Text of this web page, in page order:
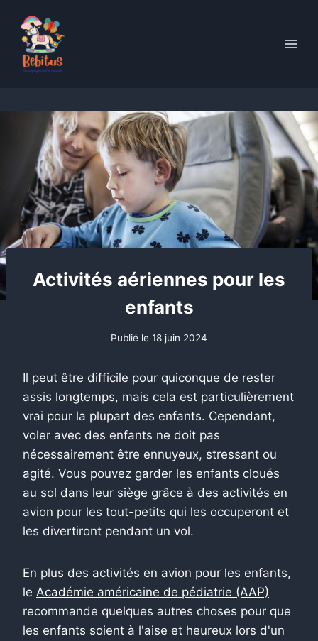
content
Activités aériennes pour les
enfants
Publié le 18 juin 2024
Il peut être difficile pour quiconque de rester
assis longtemps, mais cela est particulièrement
vrai pour la plupart des enfants. Cependant,
voler avec des enfants ne doit pas
nécessairement être ennuyeux, stressant ou
agité. Vous pouvez garder les enfants cloués
au sol dans leur siège grâce à des activités en
avion pour les tout-petits qui les occuperont et
les divertiront pendant un vol.
En plus des activités en avion pour les enfants,
le Académie américaine de pédiatrie (AAP)
recommande quelques autres choses pour que
les enfants soient à l'aise et heureux lors d'un